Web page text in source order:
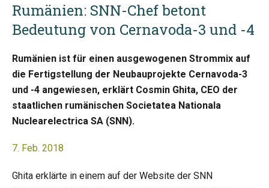
Rumänien: SNN-Chef betont
Bedeutung von Cernavoda-3 und -4
Rumänien ist für einen ausgewogenen Strommix auf
die Fertigstellung der Neubauprojekte Cernavoda-3
und -4 angewiesen, erklärt Cosmin Ghita, CEO der
staatlichen rumänischen Societatea Nationala
Nuclearelectrica SA (SNN).
7. Feb. 2018
Ghita erklärte in einem auf der Website der SNN